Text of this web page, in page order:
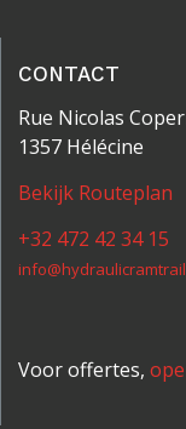
CONTACT
Rue Nicolas
1357 Hélécine
Bekijk Routeplan
+32 472 42 34 15
Voor offertes,